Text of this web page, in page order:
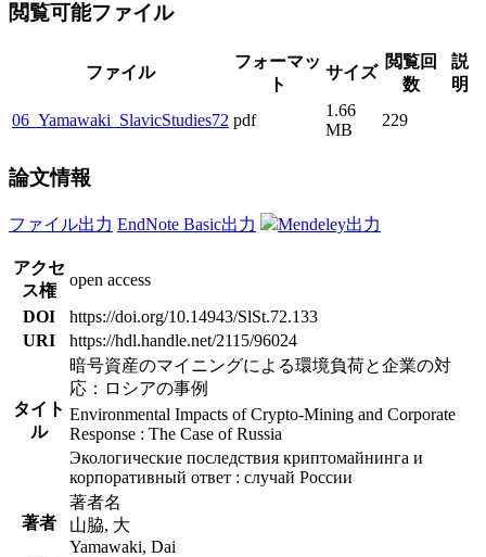
閲覧可能ファイル
ファイル
フォーマッ
ト
サイズ
閲覧回
数
説
明
06_Yamawaki_SlavicStudies72 pdf
1.66
MB
229
論文情報
ファイル出力 EndNote Basic出力 Mendeley出力
アクセ
ス権
open access
DOI
https://doi.org/10.14943/SlSt.72.133
URI
https://hdl.handle.net/2115/96024
タイト
ル
暗号資産のマイニングによる環境負荷と企業の対
応：ロシアの事例
Environmental Impacts of Crypto-Mining and Corporate
Response : The Case of Russia
Экологические последствия криптомайнинга и
корпоративный ответ : случай России
著者
著者名
山脇, 大
Yamawaki, Dai